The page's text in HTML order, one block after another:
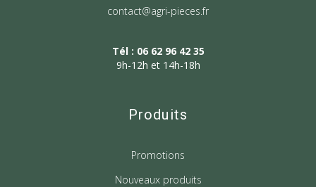
contact@agri-pieces.fr
Tél : 06 62 96 42 35
9h-12h et 14h-18h
Produits
Promotions
Nouveaux produits